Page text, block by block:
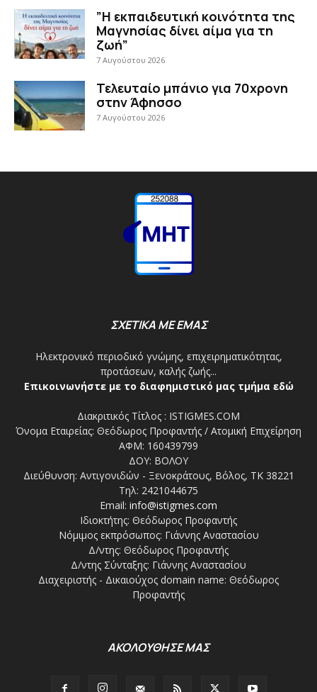
”Η εκπαιδευτική κοινότητα της
Μαγνησίας δίνει αίμα για τη
ζωή”
7 Αυγούστου 2026
Τελευταίο μπάνιο για 70χρονη
στην Άφησσο
7 Αυγούστου 2026
ΣΧΕΤΙΚΑ ΜΕ ΕΜΑΣ
Ηλεκτρονικό περιοδικό γνώμης, επιχειρηματικότητας,
προτάσεων, καλής ζωής...
Επικοινωνήστε με το διαφημιστικό μας τμήμα εδώ
Διακριτικός Τίτλος : ISTIGMES.COM
Όνομα Εταιρείας: Θεόδωρος Προφαντής / Ατομική Επιχείρηση
ΑΦΜ: 160439799
ΔΟΥ: ΒΟΛΟΥ
Διεύθυνση: Αντιγονιδών - Ξενοκράτους, Βόλος, ΤΚ 38221
Τηλ: 2421044675
Email: info@istigmes.com
Ιδιοκτήτης: Θεόδωρος Προφαντής
Νόμιμος εκπρόσωπος: Γιάννης Αναστασίου
Δ/ντης: Θεόδωρος Προφαντής
Δ/ντης Σύνταξης: Γιάννης Αναστασίου
Διαχειριστής - Δικαιούχος domain name: Θεόδωρος
Προφαντής
ΑΚΟΛΟΥΘΗΣΕ ΜΑΣ